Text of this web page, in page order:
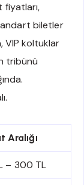
fiyatları,
biletler
VIP koltuklar
tribünü
Aralığı
– 300 TL